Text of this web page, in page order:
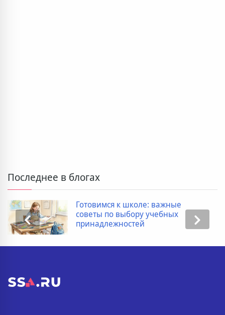
Последнее в блогах
Готовимся к школе: важные
советы по выбору учебных
принадлежностей